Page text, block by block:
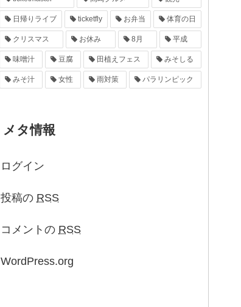
日帰りライブ ticketfly お弁当 体育の日
クリスマス お休み 8月 平成
味噌汁 豆腐 田植えフェス みそしる
みそ汁 女性 雨対策 パラリンピック
メタ情報
ログイン
投稿の RSS
コメントの RSS
WordPress.org